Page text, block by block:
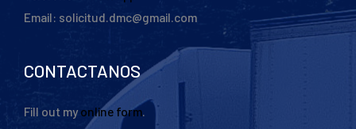
Email: solicitud.dmc@gmail.com
CONTACTANOS
Fill out my online form.